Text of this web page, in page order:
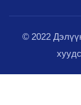
© 2022